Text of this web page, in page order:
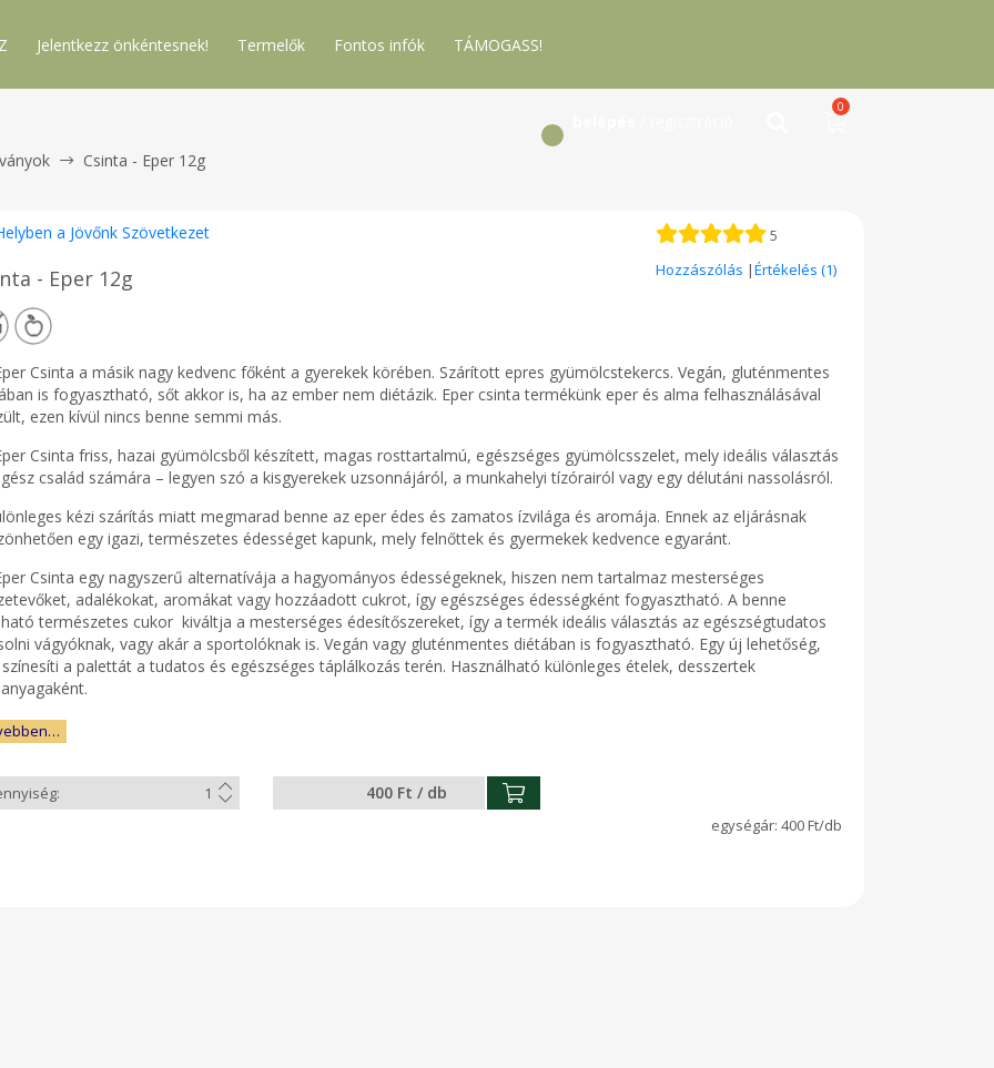
Jelentkezz önkéntesnek! Termelők Fontos infók TÁMOGASS!
0
Csinta - Eper 12g
a Jövőnk Szövetkezet 5
Hozzászólás |Értékelés (1)
- Eper 12g
Csinta a másik nagy kedvenc főként a gyerekek körében. Szárított epres gyümölcstekercs. Vegán, gluténmentes
is fogyasztható, sőt akkor is, ha az ember nem diétázik. Eper csinta termékünk eper és alma felhasználásával
ezen kívül nincs benne semmi más.
Csinta friss, hazai gyümölcsből készített, magas rosttartalmú, egészséges gyümölcsszelet, mely ideális választás
család számára – legyen szó a kisgyerekek uzsonnájáról, a munkahelyi tízórairól vagy egy délutáni nassolásról.
kézi szárítás miatt megmarad benne az eper édes és zamatos ízvilága és aromája. Ennek az eljárásnak
egy igazi, természetes édességet kapunk, mely felnőttek és gyermekek kedvence egyaránt.
Csinta egy nagyszerű alternatívája a hagyományos édességeknek, hiszen nem tartalmaz mesterséges
adalékokat, aromákat vagy hozzáadott cukrot, így egészséges édességként fogyasztható. A benne
természetes cukor kiváltja a mesterséges édesítőszereket, így a termék ideális választás az egészségtudatos
vágyóknak, vagy akár a sportolóknak is. Vegán vagy gluténmentes diétában is fogyasztható. Egy új lehetőség,
a palettát a tudatos és egészséges táplálkozás terén. Használható különleges ételek, desszertek
400 Ft / db
400 Ft/db